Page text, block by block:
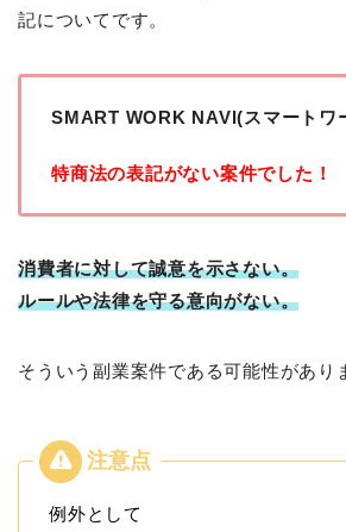
記についてです。
SMART WORK NAVI(スマートワ
特商法の表記がない案件でした！
消費者に対して誠意を示さない。
ルールや法律を守る意向がない。
そういう副業案件である可能性があり
例外として